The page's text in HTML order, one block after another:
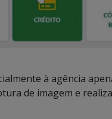
à agência
de imagem e